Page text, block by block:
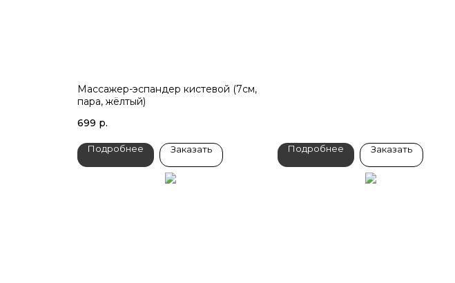
Массажер-эспандер кистевой (7см,
пара, жёлтый)
699 р.
Подробнее Заказать Подробнее Заказать